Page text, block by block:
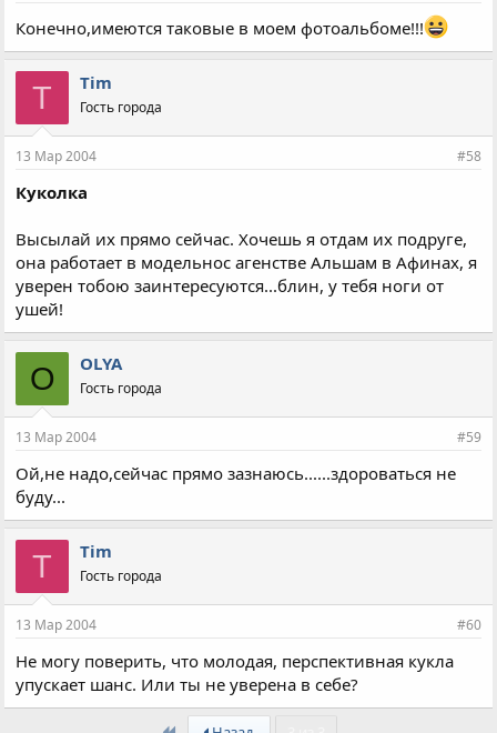
Конечно,имеются таковые в моем фотоальбоме!!!
T Tim
Гость города
13 Мар 2004 #58
Куколка
Высылай их прямо сейчас. Хочешь я отдам их подруге,
она работает в модельнос агенстве Альшам в Афинах, я
уверен тобою заинтересуются...блин, у тебя ноги от
ушей!
O OLYA
Гость города
13 Мар 2004 #59
Ой,не надо,сейчас прямо зазнаюсь......здороваться не
буду...
T Tim
Гость города
13 Мар 2004 #60
Не могу поверить, что молодая, перспективная кукла
упускает шанс. Или ты не уверена в себе?